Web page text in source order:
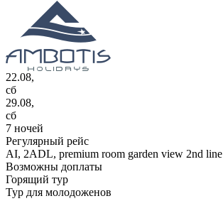
22.08,
сб
29.08,
сб
7 ночей
Регулярный рейс
AI, 2ADL, premium room garden view 2nd line
Возможны доплаты
Горящий тур
Тур для молодоженов